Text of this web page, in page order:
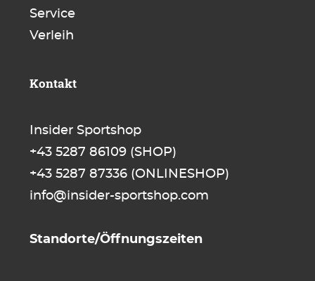
Service
Verleih
Kontakt
Insider Sportshop
+43 5287 86109 (SHOP)
+43 5287 87336 (ONLINESHOP)
info@insider-sportshop.com
Standorte/Öffnungszeiten